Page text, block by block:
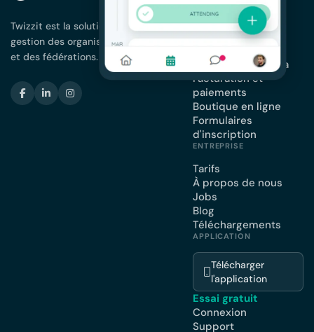
Twizzit est la solution complète pour la
gestion des organisations de membres
et des fédérations.
Gestion des
membres
App pour votre
Planning et agenda
Facturation et
paiements
Boutique en ligne
Formulaires
d'inscription
ENTREPRISE
Tarifs
À propos de nous
Jobs
Blog
Téléchargements
APPLICATION
Télécharger
l'application
Essai gratuit
Connexion
Support